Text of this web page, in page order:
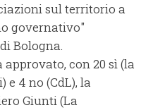
sul territorio a
governativo"
Bologna.
con 20 sì (la
e 4 no (CdL), la
Giunti (La